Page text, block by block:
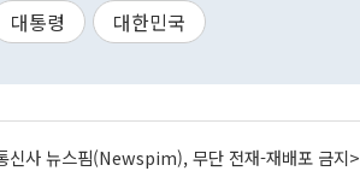
대통령 대한민국
신사 뉴스핌(Newspim), 무단 전재-재배포 금지>